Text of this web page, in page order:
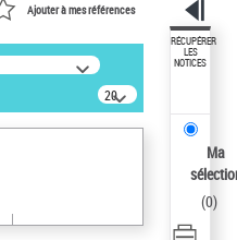
Ajouter à mes références
20
résultats/page
RÉCUPÉRER
LES
NOTICES
Ma
(0)